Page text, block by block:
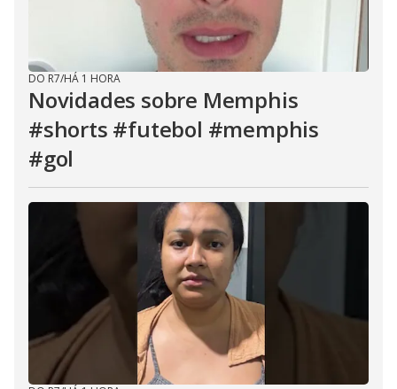
DO R7/HÁ 1 HORA
Novidades sobre Memphis
#shorts #futebol #memphis
#gol